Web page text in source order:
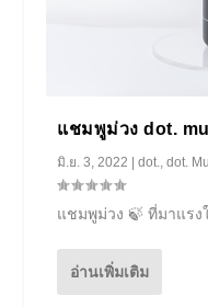
แชมพูม่วง dot.
มิ.ย. 3, 2022 |dot.,dot.
แชมพูม่วง 🍃 ที่มาแรง
อ่านเพิ่มเติม